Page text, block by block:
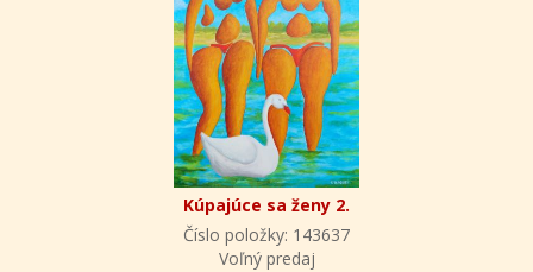
Kúpajúce sa ženy 2.
Číslo položky: 143637
Voľný predaj